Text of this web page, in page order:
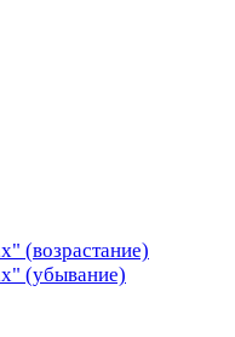
(возрастание)
(убывание)